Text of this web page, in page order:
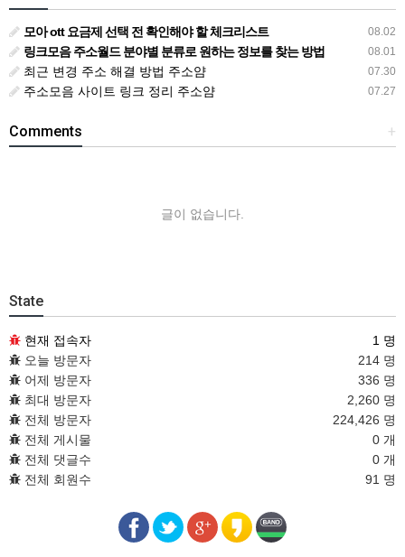
08.02
모아 ott 요금제 선택 전 확인해야 할 체크리스트
08.01
링크모음 주소월드 분야별 분류로 원하는 정보를 찾는 방법
07.30
최근 변경 주소 해결 방법 주소얌
07.27
주소모음 사이트 링크 정리 주소얌
+
Comments
글이 없습니다.
State
현재 접속자
1 명
오늘 방문자
214 명
어제 방문자
336 명
최대 방문자
2,260 명
전체 방문자
224,426 명
전체 게시물
0 개
전체 댓글수
0 개
전체 회원수
91 명